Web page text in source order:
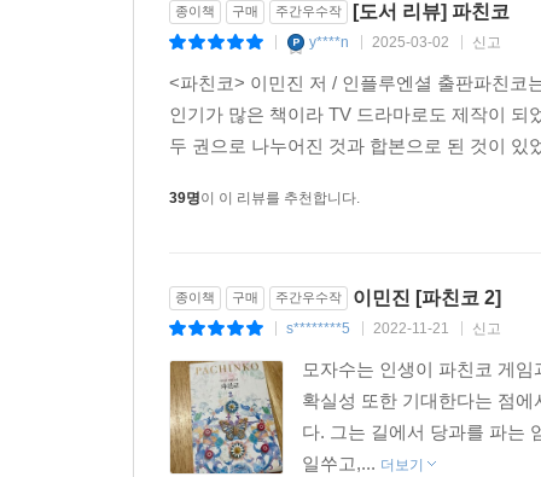
요셉이삭의 형. 오사카에 있는 공장에서 일하며
경희요셉의 아내. 요셉과 이삭 형제와 같은 평양
노아선자의 첫째 아들. 1930년대 오사카에서 태어
종이책 구매 주간우수작 [도서 리뷰] 파친코
y****n 2025-03-02 신고
<파친코> 이민진 저 / 인플루엔셜 출판파친코
인기가 많은 책이라 TV 드라마로도 제작이
두 권으로 나누어진 것과 합본으로 된 것이
39명이 이 리뷰를 추천합니다.
종이책 구매 주간우수작 이민진 [파친코 2]
s********5 2022-11-21 신고
모자수는 인생이 파친코 게
확실성 또한 기대한다는 점
다. 그는 길에서 당과를 파는
일쑤고,... 더보기